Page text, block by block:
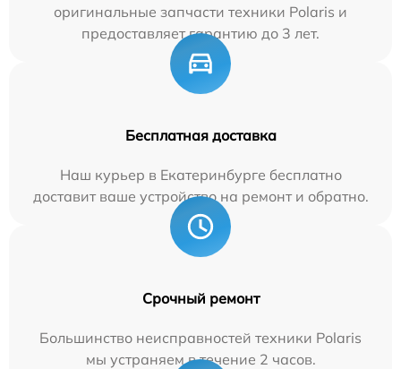
оригинальные запчасти техники Polaris и
предоставляет гарантию до 3 лет.
Бесплатная доставка
Наш курьер в Екатеринбурге бесплатно
доставит ваше устройство на ремонт и обратно.
Срочный ремонт
Большинство неисправностей техники Polaris
мы устраняем в течение 2 часов.